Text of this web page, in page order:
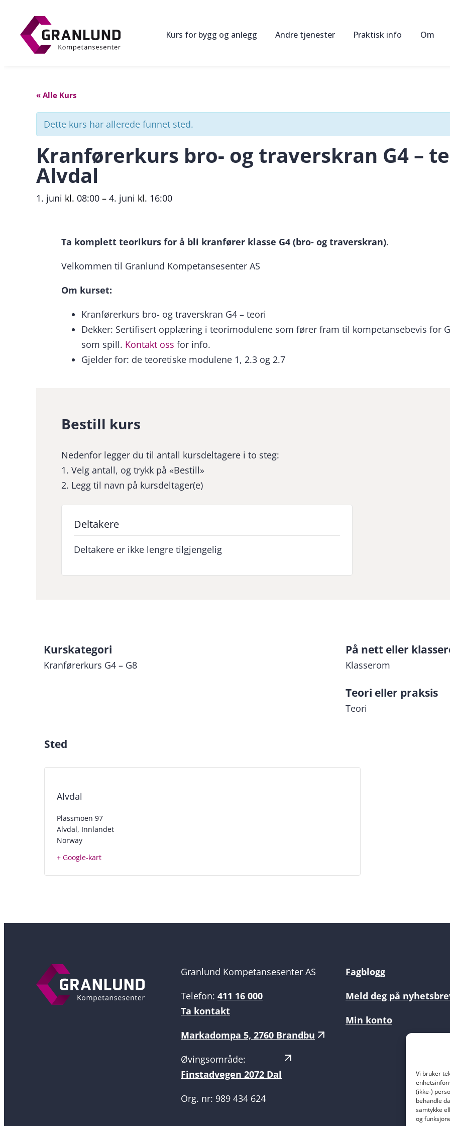
Vi bruker
(ikke-)
behandle
samtykke
og
Kurs for bygg og anlegg Andre tjenester
Bedriftsintern opplæring
Praktisk info Om
« Alle Kurs
Dette kurs har allerede funnet sted.
Kranførerkurs bro- og traverskran G4 –
Alvdal
1. juni kl. 08:00 – 4. juni kl. 16:00
Ta komplett teorikurs for å bli kranfører klasse G4 (bro- og traverskran).
Velkommen til Granlund Kompetansesenter AS
Om kurset:
Kranførerkurs bro- og traverskran G4 – teori
Dekker: Sertifisert opplæring i teorimodulene som fører fram til kompetansebevis for
som spill. Kontakt oss for info.
Gjelder for: de teoretiske modulene 1, 2.3 og 2.7
Bestill kurs
Nedenfor legger du til antall kursdeltagere i to steg:
1. Velg antall, og trykk på «Bestill»
2. Legg til navn på kursdeltager(e)
Deltakere
Deltakere er ikke lengre tilgjengelig
Kurskategori
Kranførerkurs G4 – G8
På nett eller
Klasserom
Teori eller praksis
Teori
Sted
Alvdal
Plassmoen 97
Alvdal, Innlandet
Norway
+ Google-kart
Granlund Kompetansesenter AS
Telefon: 411 16 000
Ta kontakt
Markadompa 5, 2760 Brandbu
Øvingsområde:
Finstadvegen 2072 Dal
Org. nr: 989 434 624
Fagblogg
Meld deg på
Min konto